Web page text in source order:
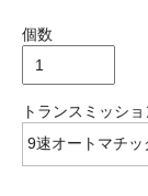
個数
トランスミッショ